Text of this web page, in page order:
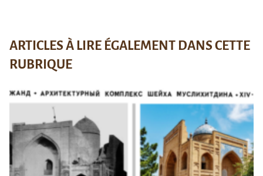
ARTICLES À LIRE ÉGALEMENT DANS CETTE
RUBRIQUE